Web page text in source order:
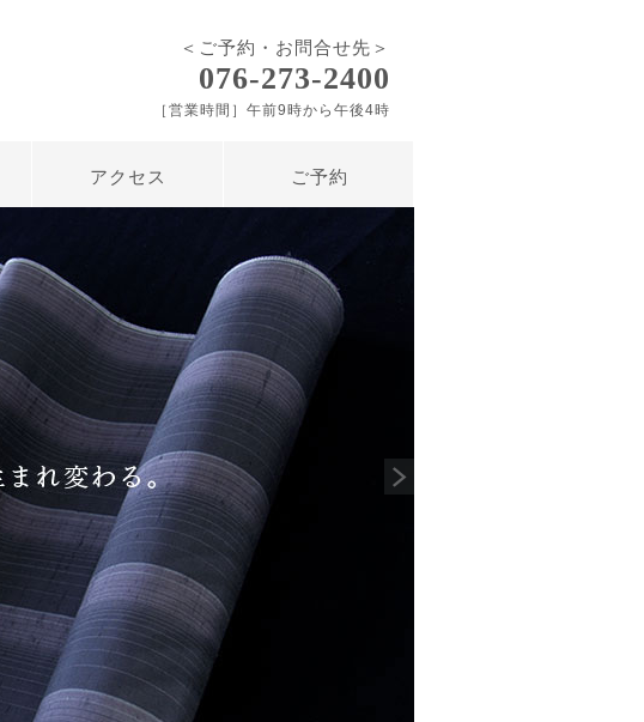
＜ご予約・お問合せ先＞
076-273-2400
［営業時間］午前9時から午後4時
アクセス ご予約